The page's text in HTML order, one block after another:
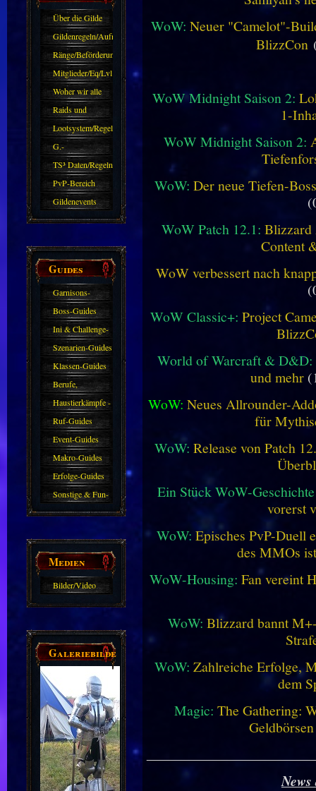
Über die Gilde
(DAW)
Gildenregeln/Aufnahme
Ränge/Beförderungen
Mitglieder/Eq/Lvl
Woher wir alle
kommen.
Raids und
Zubehör
Lootsystem/Regeln
G.-
Sparkasse/Goldleihen
TS³ Daten/Regeln
PvP-Bereich
Gildenevents
Guides
Garnisons-
Guides
Boss-Guides
Ini & Challenge-
Guides
Szenarien-Guides
Klassen-Guides
Berufe,
Farmkarten und
Haustiere
Haustierkämpfe -
Guide
Ruf-Guides
Event-Guides
Makro-Guides
Erfolge-Guides
Sonstige & Fun-
Guides
Medien
Bilder/Video
Galeriebilder
WoW: Neuer "Camelot"-
BlizzCon
WoW Midnight Saison 2:
1-
WoW Midnight Saison 2:
WoW: Der neue Tiefen-
WoW Patch 12.1: Blizzard
Content
WoW verbessert nach
WoW Classic+: Project
World of Warcraft & D&D:
und mehr
WoW: Neues Allrounder-
für
WoW: Release von Patch
Ein Stück WoW-
vorerst
WoW: Episches PvP-Duell
des MMOs
WoW-Housing: Fan vereint
WoW: Blizzard bannt
WoW: Zahlreiche Erfolge,
dem
Magic: The Gathering: